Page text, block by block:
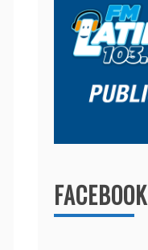
FACEBOOK